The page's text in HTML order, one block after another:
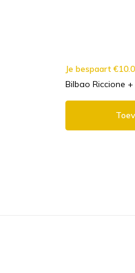
Je bespaart
Bilbao Riccione